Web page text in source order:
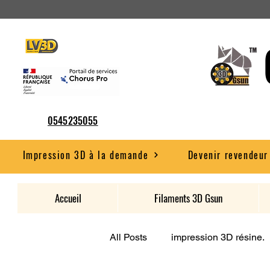
0545235055
Impression 3D à la demande Devenir revendeur
Accueil Filaments 3D Gsun
All Posts impression 3D résine.